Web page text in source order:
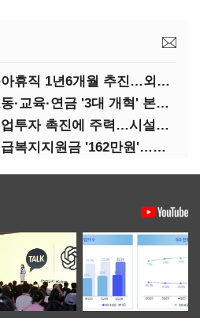
(2023년 경제방향)육아휴직 1년6개월 추진…외국인력 비자 쿼터 11만명 확대
(2023년 경제방향)노동·교육·연금 '3대 개혁' 본격화…상반기엔 근로시간 개편
(2023년 경제방향)기업투자 촉진에 주력…시설투자 '50조' 지원·공제율 10%↑
(2023년 경제방향)긴급복지지원금 '162만원'…기초연금 1만4000원·장애수당 2만원↑